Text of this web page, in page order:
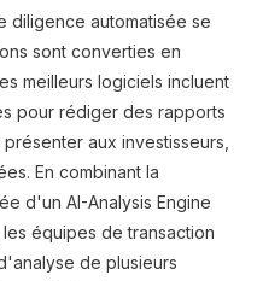
diligence automatisée se
sont converties en
meilleurs logiciels incluent
pour rédiger des rapports
aux investisseurs,
En combinant la
d'un AI-Analysis Engine
équipes de transaction
de plusieurs